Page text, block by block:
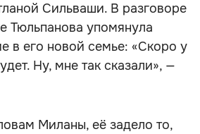
Сильваши. В разговоре
Тюльпанова упомянула
в его новой семье: «Скоро у
Ну, мне так сказали», —
Миланы, её задело то,